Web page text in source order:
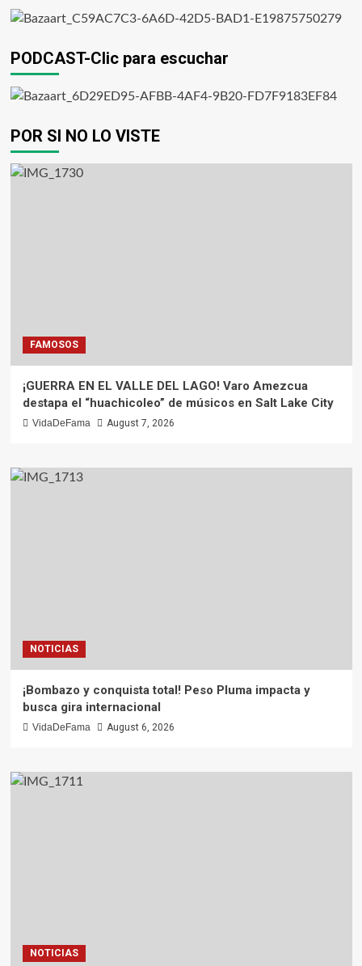
PODCAST-Clic para escuchar
POR SI NO LO VISTE
FAMOSOS
¡GUERRA EN EL VALLE DEL LAGO! Varo Amezcua
destapa el “huachicoleo” de músicos en Salt Lake City
VidaDeFama August 7, 2026
NOTICIAS
¡Bombazo y conquista total! Peso Pluma impacta y
busca gira internacional
VidaDeFama August 6, 2026
NOTICIAS